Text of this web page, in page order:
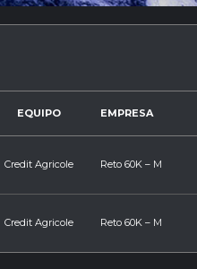
EQUIPO EMPRESA
Credit Agricole Reto 60K – M
Credit Agricole Reto 60K – M